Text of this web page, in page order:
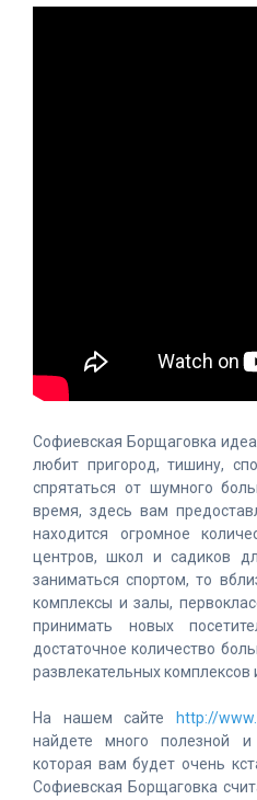
Софиевская Борщаговка
любит пригород, тишину,
спрятаться от шумного
время, здесь вам
находится огромное
центров, школ и садиков
заниматься спортом, то
комплексы и залы,
принимать новых
достаточное количество
развлекательных комплексов
На нашем сайте http://
найдете много полезной и
которая вам будет очень
Софиевская Борщаговка